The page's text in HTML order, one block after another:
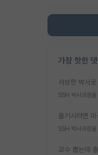
가장 핫한